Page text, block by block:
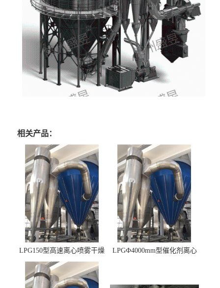
相关产品：
LPG150型高速离心喷雾干燥
机 φ2.85m
LPGФ4000mm型催化剂离心